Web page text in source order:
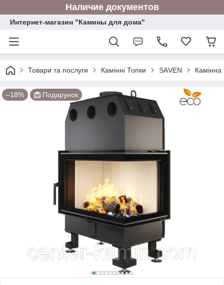
Наличие документов
Интернет-магазин "Камины для дома"
Товари та послуги Камінні Топки SАVEN Камінна
–18% Подарунок